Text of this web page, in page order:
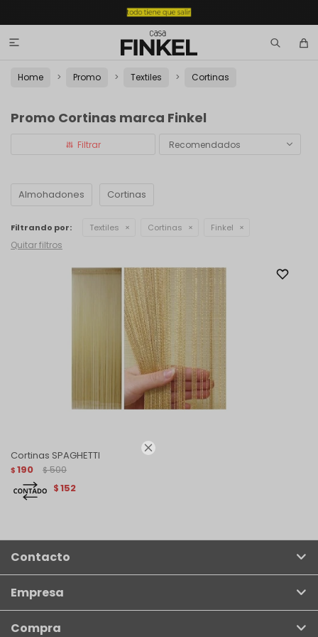


Home Promo Textiles Cortinas
Promo Cortinas marca Finkel
Recomendados
Almohadones Cortinas
Filtrando por: Textiles Cortinas Finkel
Quitar filtros
Cortinas SPAGHETTI
$ 190 $ 500
$152
Contacto
Empresa
Compra